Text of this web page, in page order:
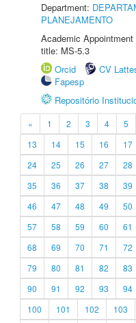
Department:
PLANEJAMENTO
Academic
title: MS-5.3
Orcid
CV
Fapesp
Repositório
« 1 2 3 4 5
13
14 15 16 17
24
25 26 27 28
35
36 37 38 39
46
47 48 49 50
57
58 59 60 61
68
69 70 71 72
79
80 81 82 83
90
91 92 93 94
100
101 102 103